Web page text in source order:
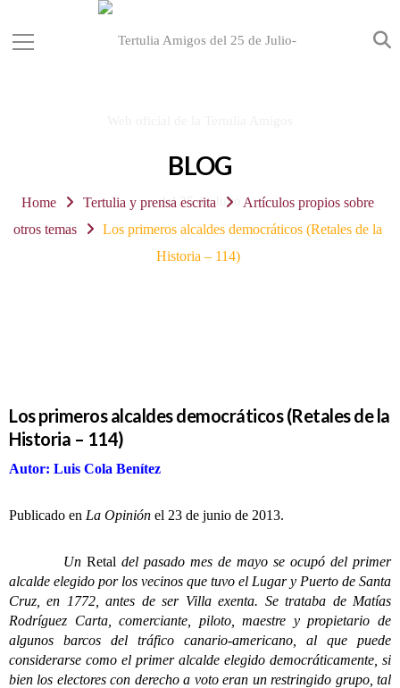
BLOG
Home Tertulia y prensa escrita
Artículos propios sobre
otros temas
Los primeros alcaldes democráticos (Retales de la
Historia – 114)
Los primeros alcaldes democráticos (Retales de la
Historia – 114)
Autor: Luis Cola Benítez
Publicado en La Opinión el 23 de junio de 2013.
Un Retal del pasado mes de mayo se ocupó del primer
alcalde elegido por los vecinos que tuvo el Lugar y Puerto de Santa
Cruz, en 1772, antes de ser Villa exenta. Se trataba de Matías
Rodríguez Carta, comerciante, piloto, maestre y propietario de
algunos barcos del tráfico canario-americano, al que puede
considerarse como el primer alcalde elegido democráticamente, si
bien los electores con derecho a voto eran un restringido grupo, tal